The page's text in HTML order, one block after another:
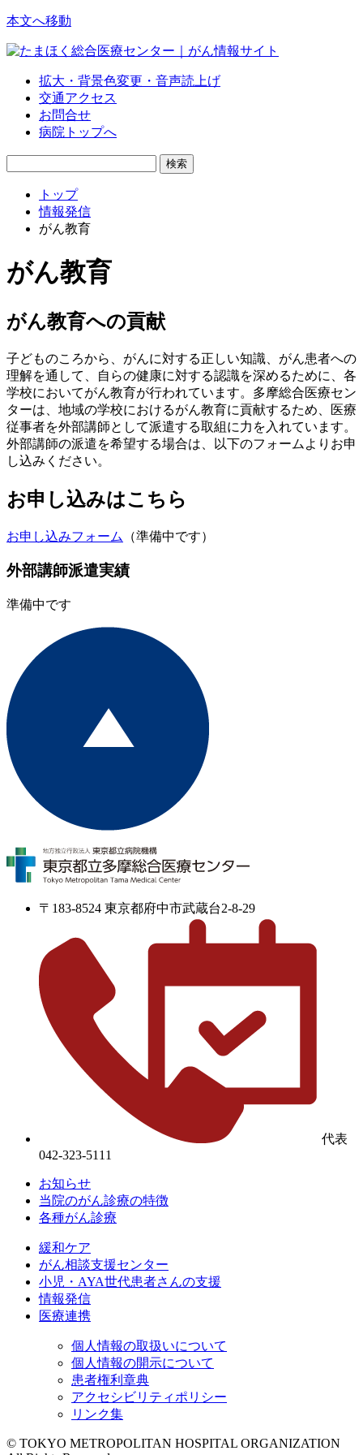
本文へ移動
拡大・背景色変更・音声読上げ
交通アクセス
お問合せ
病院トップへ
トップ
情報発信
がん教育
がん教育
がん教育への貢献
子どものころから、がんに対する正しい知識、がん患者への
理解を通して、自らの健康に対する認識を深めるために、各
学校においてがん教育が行われています。多摩総合医療セン
ターは、地域の学校におけるがん教育に貢献するため、医療
従事者を外部講師として派遣する取組に力を入れています。
外部講師の派遣を希望する場合は、以下のフォームよりお申
し込みください。
お申し込みはこちら
お申し込みフォーム （準備中です）
外部講師派遣実績
準備中です
〒183-8524 東京都府中市武蔵台2-8-29
代表
042-323-5111
お知らせ
当院のがん診療の特徴
各種がん診療
緩和ケア
がん相談支援センター
小児・AYA世代患者さんの支援
情報発信
医療連携
個人情報の取扱いについて
個人情報の開示について
患者権利章典
アクセシビリティポリシー
リンク集
© TOKYO METROPOLITAN HOSPITAL ORGANIZATION